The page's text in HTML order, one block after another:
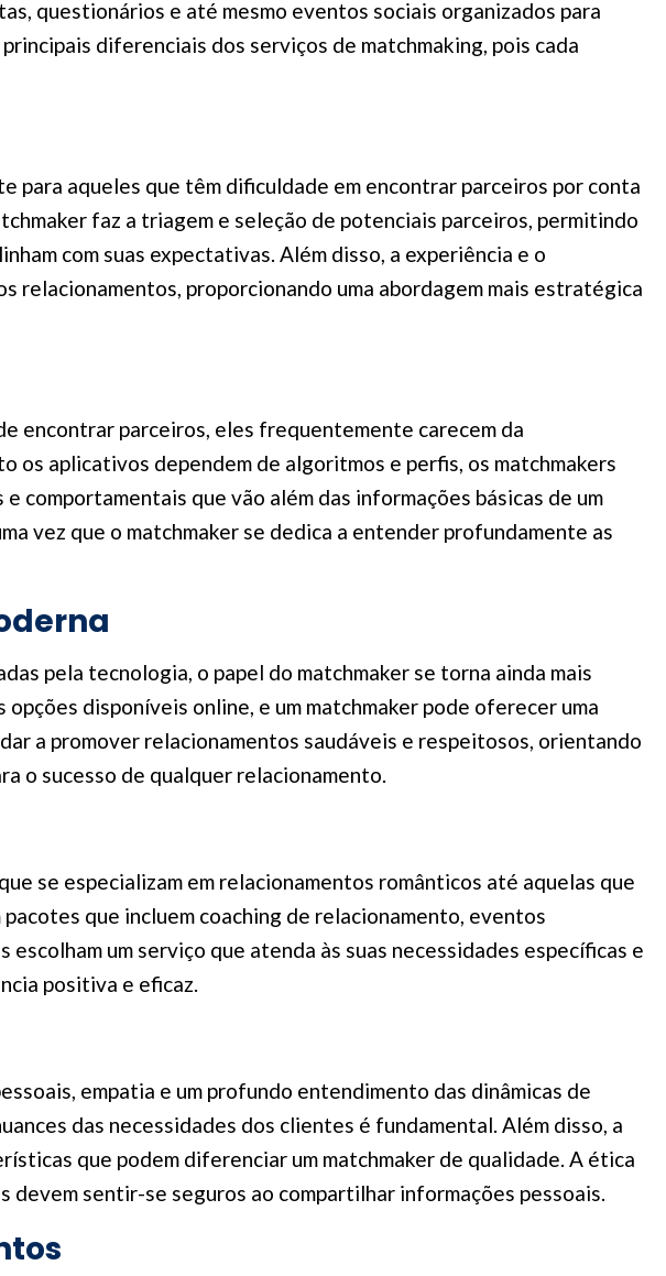
questionários e até mesmo eventos sociais organizados para
diferenciais dos serviços de matchmaking, pois cada
para aqueles que têm dificuldade em encontrar parceiros por conta
faz a triagem e seleção de potenciais parceiros, permitindo
com suas expectativas. Além disso, a experiência e o
relacionamentos, proporcionando uma abordagem mais estratégica
encontrar parceiros, eles frequentemente carecem da
os aplicativos dependem de algoritmos e perfis, os matchmakers
comportamentais que vão além das informações básicas de um
vez que o matchmaker se dedica a entender profundamente as
pela tecnologia, o papel do matchmaker se torna ainda mais
disponíveis online, e um matchmaker pode oferecer uma
a promover relacionamentos saudáveis e respeitosos, orientando
o sucesso de qualquer relacionamento.
se especializam em relacionamentos românticos até aquelas que
que incluem coaching de relacionamento, eventos
um serviço que atenda às suas necessidades específicas e
positiva e eficaz.
empatia e um profundo entendimento das dinâmicas de
das necessidades dos clientes é fundamental. Além disso, a
que podem diferenciar um matchmaker de qualidade. A ética
sentir-se seguros ao compartilhar informações pessoais.